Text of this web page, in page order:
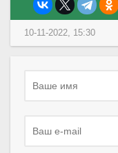
10-11-2022, 15:30